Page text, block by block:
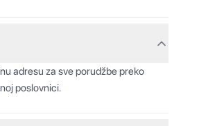
adresu za sve porudžbe preko
poslovnici.